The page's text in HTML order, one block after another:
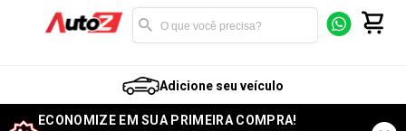
Adicione seu veículo
ECONOMIZE EM SUA PRIMEIRA COMPRA!